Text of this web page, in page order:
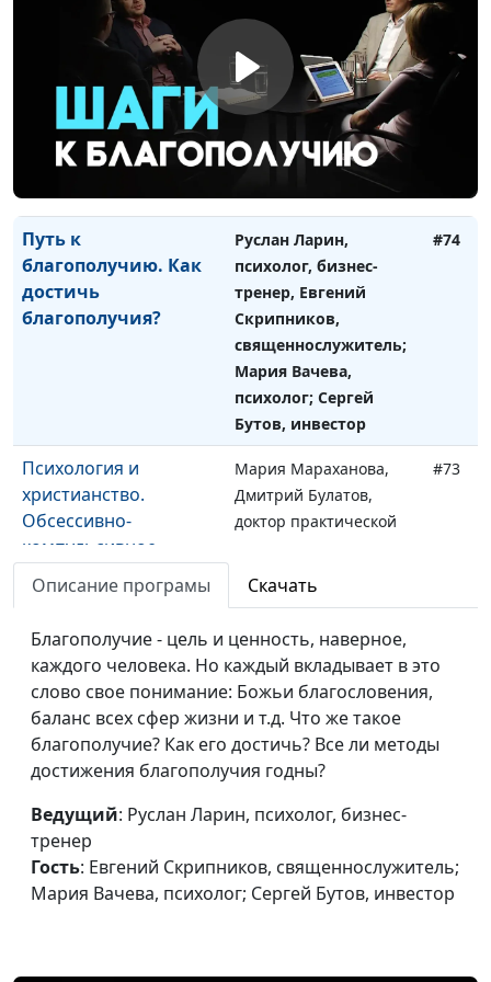
Путь к благополучию.
Как найти баланс
между работой и
личной жизнью?
психолог, бизнес-
тренер, Евгений
Скрипников,
священнослужитель;
Мария Вачева,
психолог; Сергей
Бутов, инвестор
#75
Путь к
благополучию. Как
достичь
благополучия?
Руслан Ларин,
психолог, бизнес-
тренер, Евгений
Скрипников,
священнослужитель;
Мария Вачева,
психолог; Сергей
Бутов, инвестор
#74
Психология и
христианство.
Обсессивно-
компульсивное
расстройство
Мария Мараханова,
Дмитрий Булатов,
доктор практической
#73
христианство. Уровни
организации
личности (вторая
часть)
Дмитрий Булатов,
доктор практической
теологии
Психология и
организации
личности (первая
часть)
Мария Мараханова,
доктор практической
Христианская
Описание програмы Скачать
Благополучие - цель и ценность, наверное,
каждого человека. Но каждый вкладывает в это
слово свое понимание: Божьи благословения,
баланс всех сфер жизни и т.д. Что же такое
благополучие? Как его достичь? Все ли методы
достижения благополучия годны?
Ведущий: Руслан Ларин, психолог, бизнес-
тренер
Гость: Евгений Скрипников, священнослужитель;
Мария Вачева, психолог; Сергей Бутов, инвестор